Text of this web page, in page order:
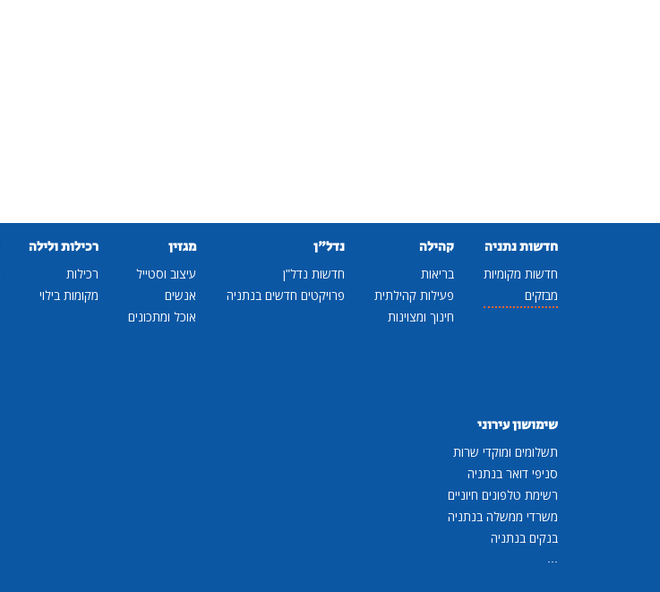
חדשות נתניה
חדשות מקומיות
מבזקים
קהילה
בריאות
פעילות קהילתית
חינוך ומצוינות
נדל"ן
חדשות נדל"ן
פרויקטים חדשים בנתניה
מגזין
עיצוב וסטייל
אנשים
אוכל ומתכונים
רכילות ולילה
רכילות
מקומות בילוי
שימושון עירוני
תשלומים ומוקדי שרות
סניפי דואר בנתניה
רשימת טלפונים חיוניים
משרדי ממשלה בנתניה
בנקים בנתניה
...